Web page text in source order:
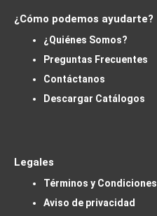
¿Cómo podemos ayudarte?
¿Quiénes Somos?
Preguntas Frecuentes
Contáctanos
Descargar Catálogos
Legales
Términos y Condiciones
Aviso de privacidad